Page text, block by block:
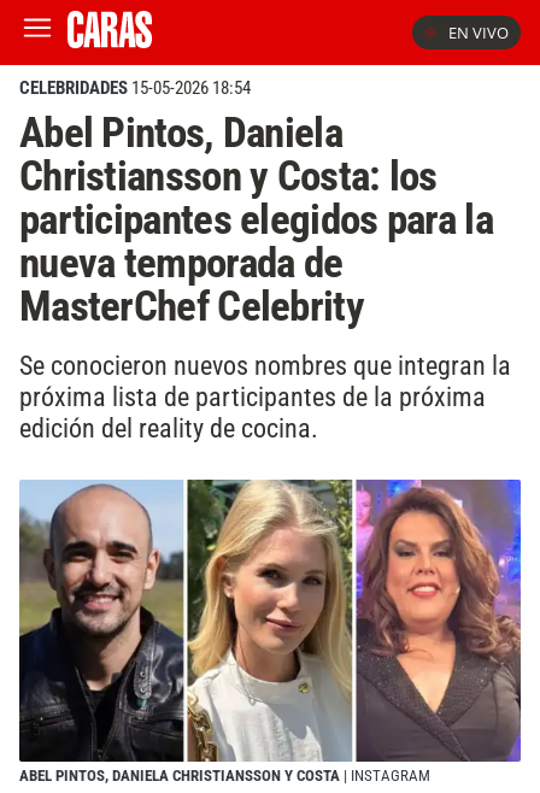
EN VIVO
CELEBRIDADES 15-05-2026 18:54
Abel Pintos, Daniela
Christiansson y Costa: los
participantes elegidos para la
nueva temporada de
MasterChef Celebrity
Se conocieron nuevos nombres que integran la
próxima lista de participantes de la próxima
edición del reality de cocina.
ABEL PINTOS, DANIELA CHRISTIANSSON Y COSTA | INSTAGRAM